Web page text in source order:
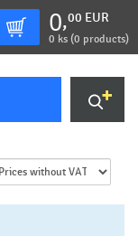
0,00 EUR
0 ks (0 products)